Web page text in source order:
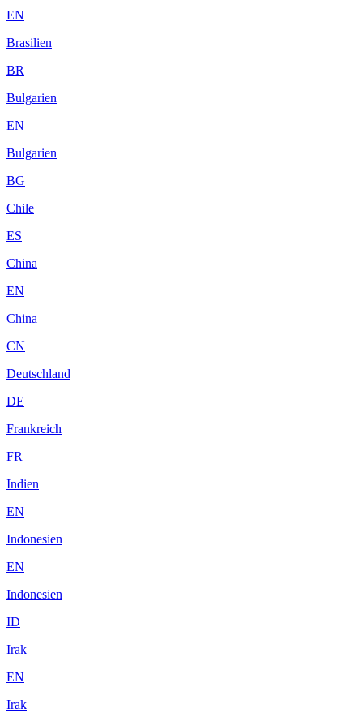
EN
Brasilien
BR
Bulgarien
EN
Bulgarien
BG
Chile
ES
China
EN
China
CN
Deutschland
DE
Frankreich
FR
Indien
EN
Indonesien
EN
Indonesien
ID
Irak
EN
Irak